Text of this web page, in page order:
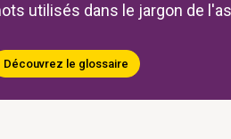
utilisés dans le jargon de
Découvrez le glossaire